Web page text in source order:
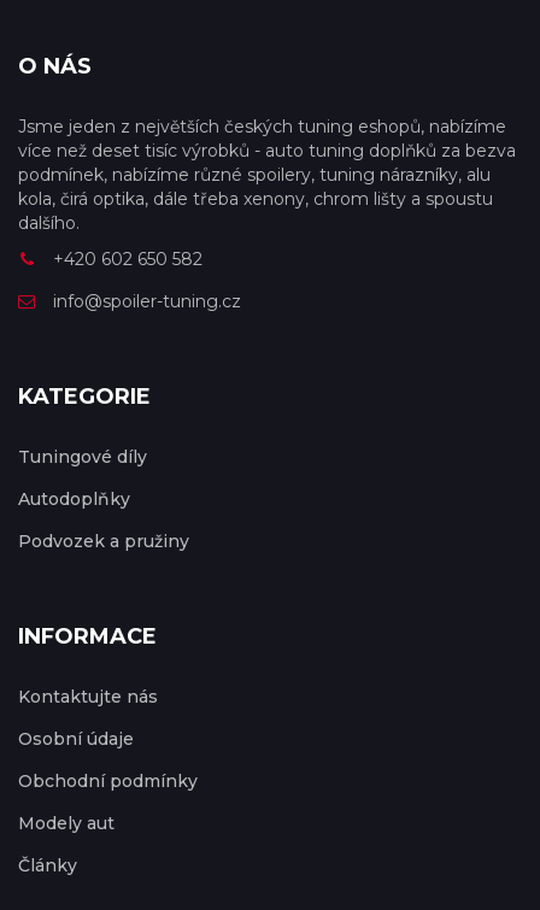
O NÁS
Jsme jeden z největších českých tuning eshopů, nabízíme
více než deset tisíc výrobků - auto tuning doplňků za bezva
podmínek, nabízíme různé spoilery, tuning nárazníky, alu
kola, čirá optika, dále třeba xenony, chrom lišty a spoustu
dalšího.
+420 602 650 582
info@spoiler-tuning.cz
KATEGORIE
Tuningové díly
Autodoplňky
Podvozek a pružiny
INFORMACE
Kontaktujte nás
Osobní údaje
Obchodní podmínky
Modely aut
Články